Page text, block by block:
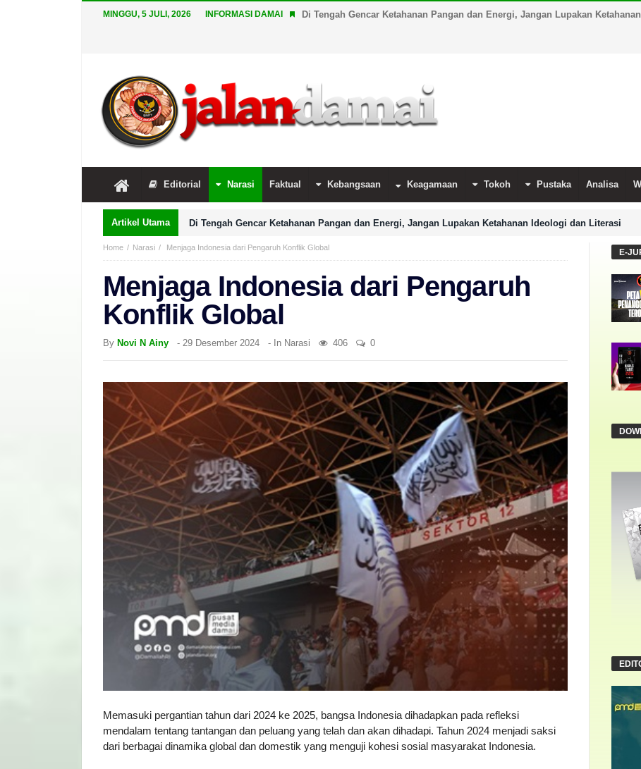
MINGGU, 5 JULI, 2026 INFORMASI DAMAI Di Tengah Gencar Ketahanan Pangan dan Energi, Jangan Lupakan
Editorial Narasi Faktual Kebangsaan Keagamaan Tokoh Pustaka Analisa
Artikel Utama Di Tengah Gencar Ketahanan Pangan dan Energi, Jangan Lupakan Ketahanan Ideologi dan Literasi
Home Narasi Menjaga Indonesia dari Pengaruh Konflik Global
Menjaga Indonesia dari Pengaruh
Konflik Global
By Novi N Ainy - 29 Desember 2024 - In Narasi 406 0
Memasuki pergantian tahun dari 2024 ke 2025, bangsa Indonesia dihadapkan pada refleksi
mendalam tentang tantangan dan peluang yang telah dan akan dihadapi. Tahun 2024 menjadi saksi
dari berbagai dinamika global dan domestik yang menguji kohesi sosial masyarakat Indonesia.
E-